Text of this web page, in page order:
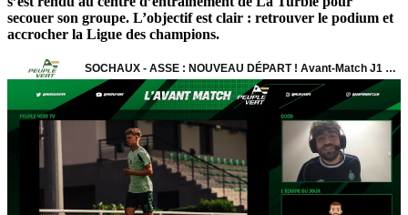
secouer son groupe. L’objectif est clair : retrouver le podium et
accrocher la Ligue des champions.